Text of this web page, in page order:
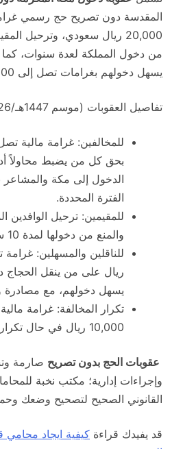
المقدسة دون تصريح حج رسمي
20,000 ريال سعودي، وترحيل
من دخول المملكة لعدة سنوات،
يسهل دخولهم بغرامات تصل إلى 100,000 ريال.
تفاصيل العقوبات (موسم 1447هـ/2026م):
بحق كل من يضبط محاولاً
الدخول إلى مكة والمشاعر
الفترة المحددة.
للمقيمين: ترحيل الوافدين
والمنع من دخولها لمدة 10 سنوات.
ريال على من ينقل الحجاج
يسهل دخولهم، مع مصادرة
تكرار المخالفة: غرامة
10,000 ريال في حال تكرار المخالفة.
عقوبات الحج بدون تصريح صارمة
وإجراءات إدارية؛ مكتب نخبة
القانوني الصحيح لتصحيح وضعك
قد يفيدك قراءة كيفية ايجاد